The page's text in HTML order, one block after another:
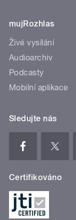
mujRozhlas
Živé vysílání
Audioarchiv
Podcasty
Mobilní aplikace
Sledujte nás
Certifikováno